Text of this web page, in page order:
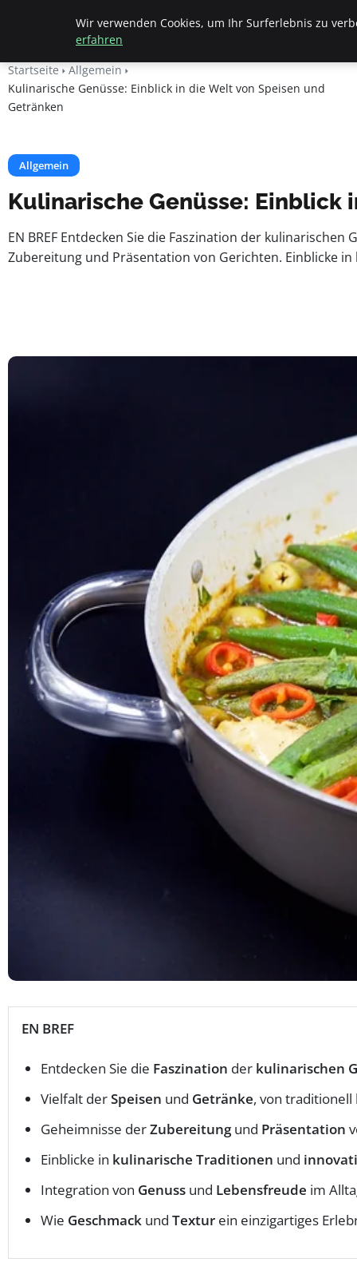
Beyond Surface
Startseite
Allgemein
Kulinarische Genüsse: Einblick in die Welt von Speisen und
Getränken
Allgemein
Kulinarische Genüsse: Einblick
EN BREF Entdecken Sie die Faszination der
Zubereitung und Präsentation von Gerichten. Einblicke
EN BREF
Entdecken Sie die Faszination der kulinarischen
Vielfalt derSpeisen und Getränke, von
Geheimnisse derZubereitungund Präsentation
Einblicke in kulinarische Traditionen und
Integration von Genuss und Lebensfreude im
Wie Geschmack und Textur ein einzigartiges
Wir verwenden Cookies, um Ihr Surferlebnis zu
erfahren